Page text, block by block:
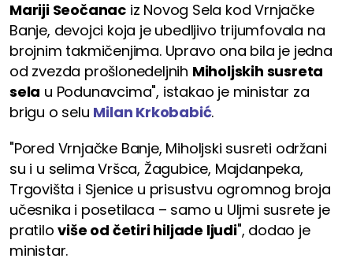
Mariji Seočanac iz Novog Sela kod Vrnjačke
Banje, devojci koja je ubedljivo trijumfovala na
brojnim takmičenjima. Upravo ona bila je jedna
od zvezda prošlonedeljnih Miholjskih susreta
sela u Podunavcima", istakao je ministar za
brigu o selu Milan Krkobabić.
"Pored Vrnjačke Banje, Miholjski susreti održani
su i u selima Vršca, Žagubice, Majdanpeka,
Trgovišta i Sjenice u prisustvu ogromnog broja
učesnika i posetilaca – samo u Uljmi susrete je
pratiloviše od četiri hiljade ljudi", dodao je
ministar.